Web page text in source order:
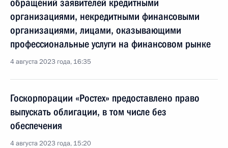
обращений заявителей кредитными
организациями, некредитными финансовыми
организациями, лицами, оказывающими
профессиональные услуги на финансовом рынке
4 августа 2023 года, 16:35
Госкорпорации «Ростех» предоставлено право
выпускать облигации, в том числе без
обеспечения
4 августа 2023 года, 15:20